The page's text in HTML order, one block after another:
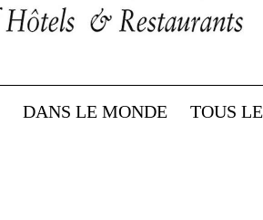
DANS LE MONDE TOUS